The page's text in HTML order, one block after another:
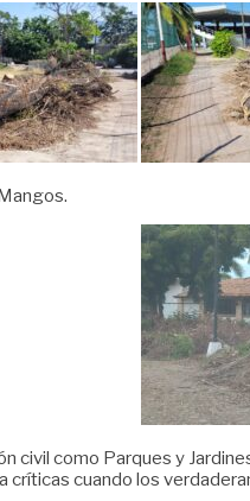
civil como Parques y
críticas cuando los